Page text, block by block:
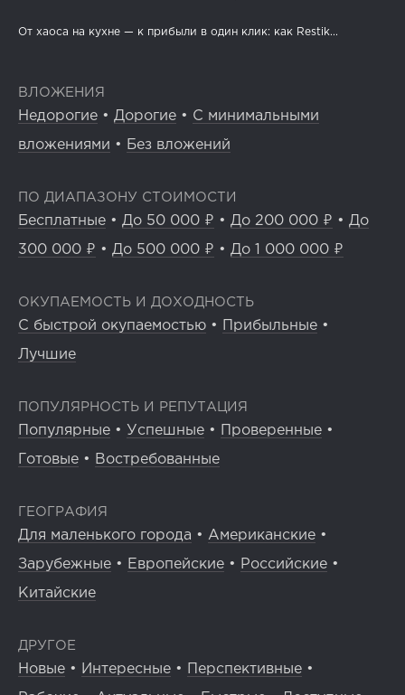
От хаоса на кухне — к прибыли в один клик: как Restik...
ВЛОЖЕНИЯ
Недорогие • Дорогие • С минимальными
вложениями • Без вложений
ПО ДИАПАЗОНУ СТОИМОСТИ
Бесплатные • До 50 000 ₽ • До 200 000 ₽ • До
300 000 ₽ • До 500 000 ₽ • До 1 000 000 ₽
ОКУПАЕМОСТЬ И ДОХОДНОСТЬ
С быстрой окупаемостью • Прибыльные •
Лучшие
ПОПУЛЯРНОСТЬ И РЕПУТАЦИЯ
Популярные • Успешные • Проверенные •
Готовые • Востребованные
ГЕОГРАФИЯ
Для маленького города • Американские •
Зарубежные • Европейские • Российские •
Китайские
ДРУГОЕ
Новые • Интересные • Перспективные •